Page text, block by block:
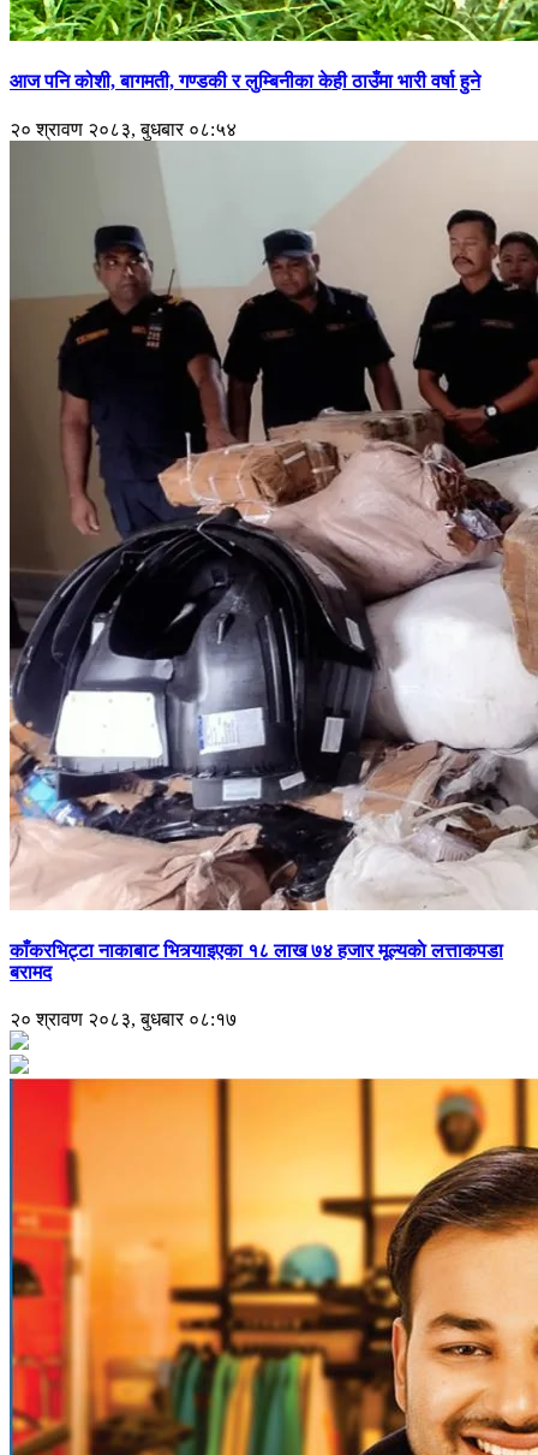
आज पनि कोशी, बागमती, गण्डकी र लुम्बिनीका केही ठाउँमा भारी वर्षा हुने
२० श्रावण २०८३, बुधबार ०८:५४
काँकरभिट्टा नाकाबाट भित्र्याइएका १८ लाख ७४ हजार मूल्यकाे लत्ताकपडा
बरामद
२० श्रावण २०८३, बुधबार ०८:१७